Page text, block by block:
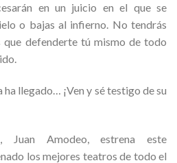
en un juicio en el que se
o bajas al infierno. No tendrás
que defenderte tú mismo de todo
ha llegado… ¡Ven y sé testigo de su
Juan Amodeo, estrena este
los mejores teatros de todo el